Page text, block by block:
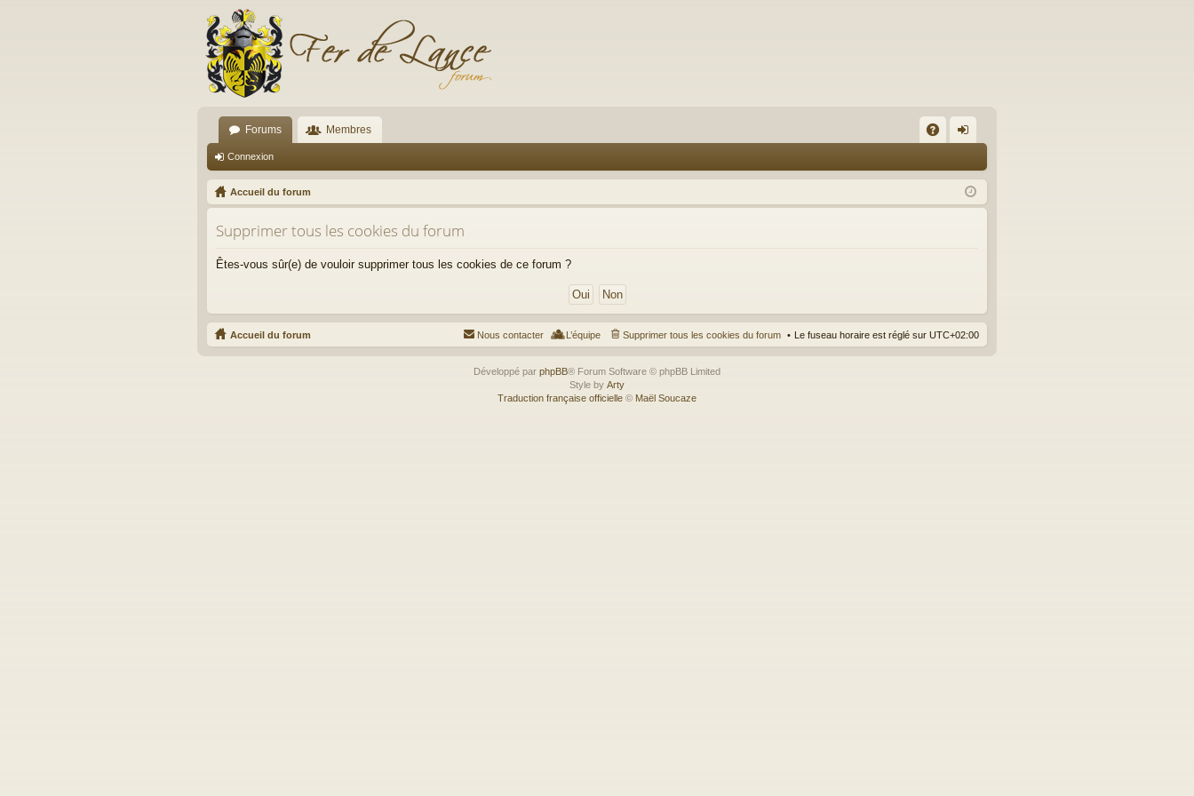
Forums Membres
Q ne
xi
Connexion
Accueil du forum
Supprimer tous les cookies du forum
Êtes-vous sûr(e) de vouloir supprimer tous les cookies de ce forum ?
Accueil du forum Le fuseau horaire est réglé sur UTC+02:00
Supprimer tous les cookies du forum
L’équipe
Nous contacter
Développé par phpBB® Forum Software © phpBB Limited
Style by Arty
Traduction française officielle © Maël Soucaze